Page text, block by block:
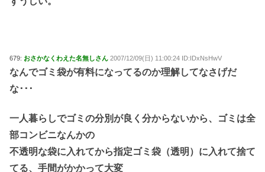
679: おさかなくわえた名無しさん 2007/12/09(日) 11:00:24 ID:IDxNsHwV
なんでゴミ袋が有料になってるのか理解してなさげだ
な･･･
一人暮らしでゴミの分別が良く分からないから、ゴミは全
部コンビニなんかの
不透明な袋に入れてから指定ゴミ袋（透明）に入れて捨て
てる、手間がかかって大変